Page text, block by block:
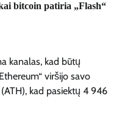
bitcoin patiria „Flash“
kanalas, kad būtų
viršijo savo
kad pasiektų 4 946